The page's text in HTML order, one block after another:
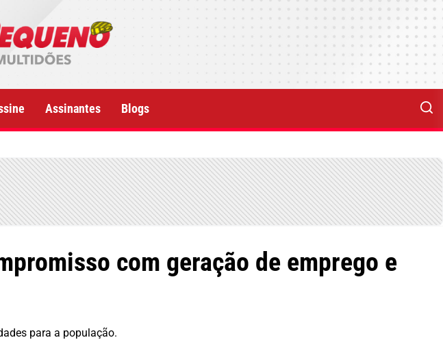
Assinantes Blogs
com geração de emprego e
para a população.